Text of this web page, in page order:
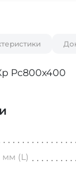
Рс800х400
мм (L)